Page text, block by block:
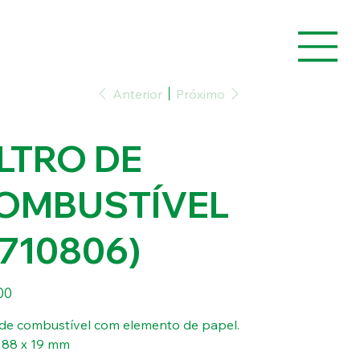
Anterior Próximo
DE
combustível com elemento de papel.
x 19 mm